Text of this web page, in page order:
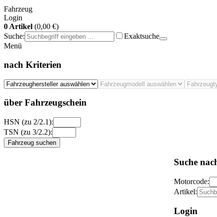
Fahrzeug
Login
0 Artikel (0,00 €)
Suche:
Exaktsuche
Menü
nach Kriterien
über Fahrzeugschein
HSN (zu 2/2.1):
TSN (zu 3/2.2):
Fahrzeug suchen
Suche
Motorcode:
Artikel:
Login